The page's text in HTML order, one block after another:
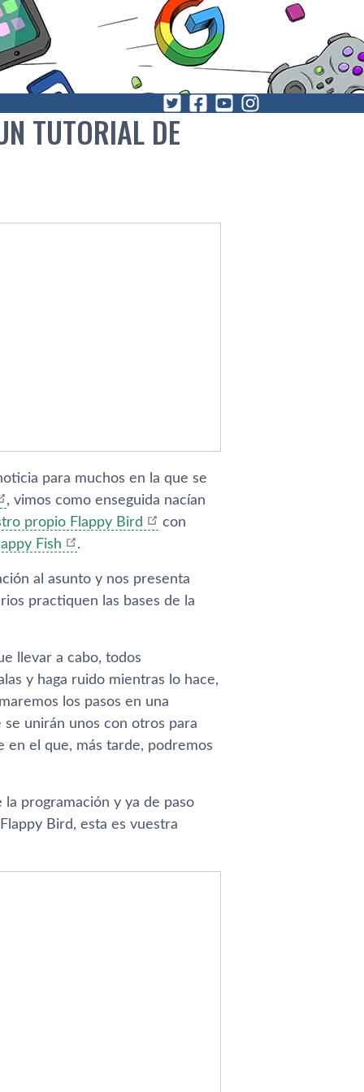
TUTORIAL DE
para muchos en la que se
, vimos como enseguida nací­an
propio Flappy Bird
con
Fish .
al asunto y nos presenta
practiquen las bases de la
llevar a cabo, todos
y haga ruido mientras lo hace,
los pasos en una
unirán unos con otros para
en el que, más tarde, podremos
programación y ya de paso
Bird, esta es vuestra